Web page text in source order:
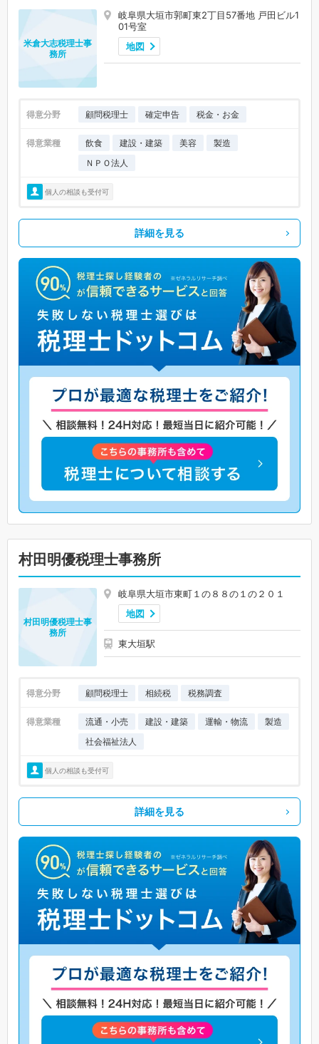
岐阜県大垣市郭町東2丁目57番地 戸田ビル1
01号室
地図
米倉大志税理士事
務所
得意分野 顧問税理士 確定申告 税金・お金
得意業種 飲食 建設・建築 美容
製造
ＮＰＯ法人
個人の相談も受付可
詳細を見る
村田明優税理士事務所
岐阜県大垣市東町１の８８の１の２０１
地図
東大垣駅
村田明優税理士事
務所
得意分野 顧問税理士 相続税 税務調査
得意業種 流通・小売 建設・建築 運輸・物流
製造
社会福祉法人
個人の相談も受付可
詳細を見る